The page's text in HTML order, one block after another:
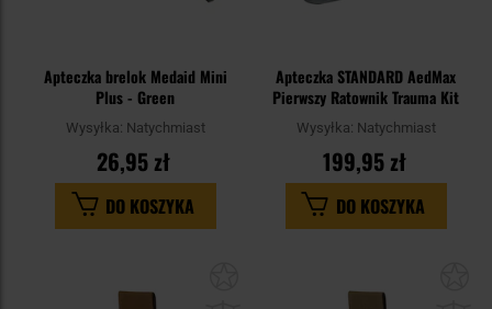
Apteczka brelok Medaid Mini
Plus - Green
Wysyłka: Natychmiast
26,95 zł
DO KOSZYKA
Apteczka STANDARD AedMax
Pierwszy Ratownik Trauma Kit
Wysyłka: Natychmiast
199,95 zł
DO KOSZYKA